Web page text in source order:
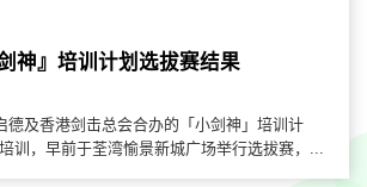
神』培训计划选拔赛结果
德及香港剑击总会合办的「小剑神」培训计
训，早前于荃湾愉景新城广场举行选拔赛，...